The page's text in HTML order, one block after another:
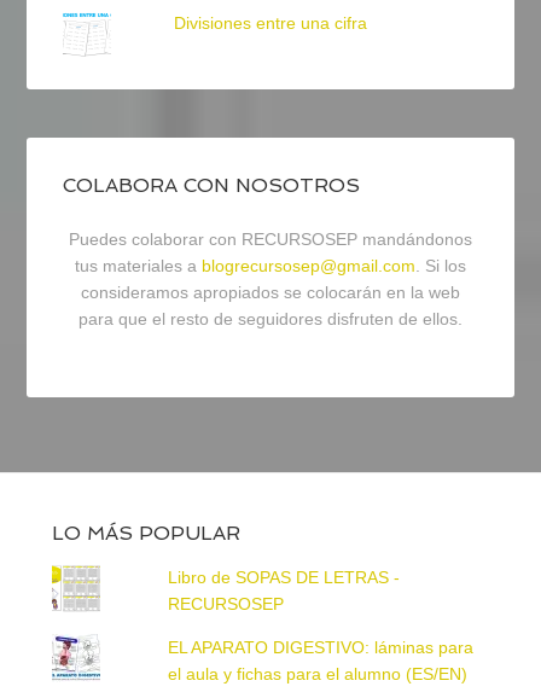
Divisiones entre una cifra
COLABORA CON NOSOTROS
Puedes colaborar con RECURSOSEP mandándonos
tus materiales a blogrecursosep@gmail.com . Si los
consideramos apropiados se colocarán en la web
para que el resto de seguidores disfruten de ellos.
LO MÁS POPULAR
Libro de SOPAS DE LETRAS -
RECURSOSEP
EL APARATO DIGESTIVO: láminas para
el aula y fichas para el alumno (ES/EN)